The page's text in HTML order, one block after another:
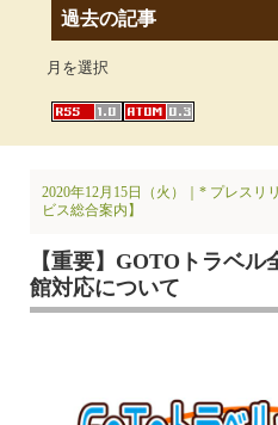
過去の記事
月を選択
2020年12月15日（火）｜ * プレスリ
ビス総合案内】
【重要】GOTOトラベ
館対応について